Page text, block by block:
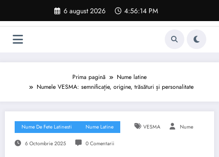
conținut
6 august 2026 4:56:15 PM
Prima pagină
Nume latine
Numele VESMA: semnificație, origine, trăsături și personalitate
Nume De Fete Latinesti Nume Latine VESMA Nume
6 Octombrie 2025 0 Comentarii